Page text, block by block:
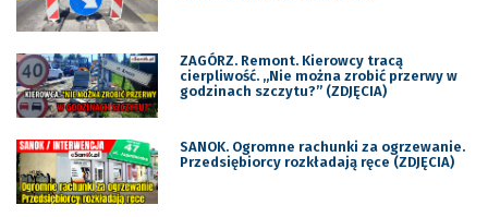
ZAGÓRZ. Remont. Kierowcy tracą
cierpliwość. „Nie można zrobić przerwy w
godzinach szczytu?” (ZDJĘCIA)
SANOK. Ogromne rachunki za ogrzewanie.
Przedsiębiorcy rozkładają ręce (ZDJĘCIA)